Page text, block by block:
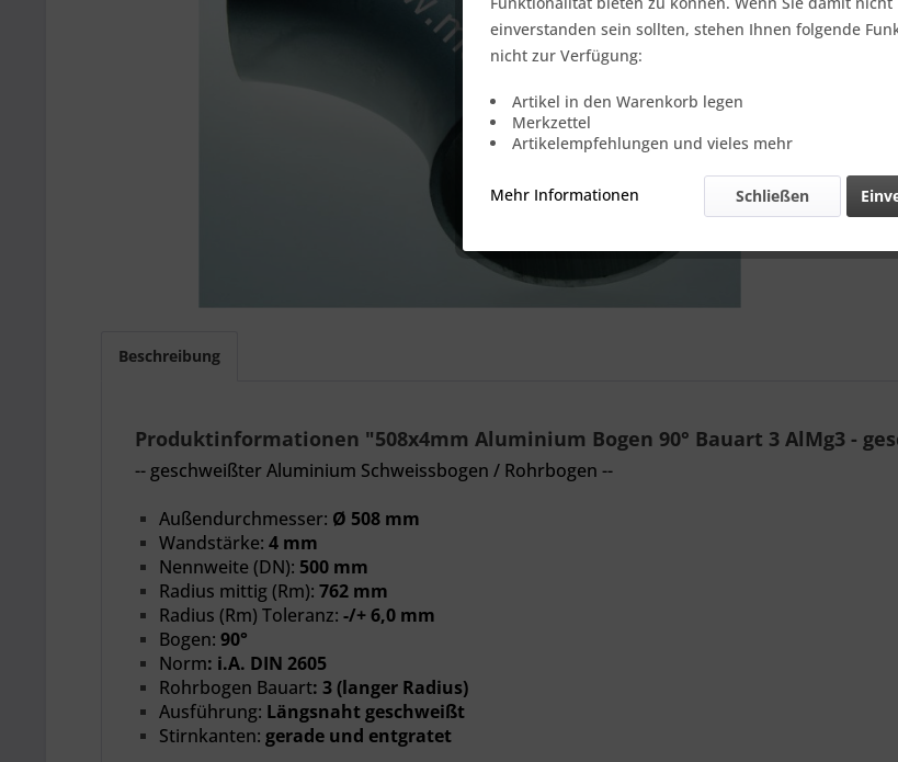
Beschreibung
Produktinformationen "508x4mm Aluminium Bogen 90° Bauart 3 AlMg3 -
-- geschweißter Aluminium Schweissbogen / Rohrbogen --
Außendurchmesser: Ø 508 mm
Wandstärke: 4 mm
Nennweite (DN): 500 mm
Radius mittig (Rm): 762 mm
Radius (Rm) Toleranz: -/+ 6,0 mm
Bogen: 90°
Norm: i.A. DIN 2605
Rohrbogen Bauart: 3 (langer Radius)
Ausführung: Längsnaht geschweißt
Stirnkanten: gerade und entgratet
einverstanden sein sollten, stehen Ihnen folgende
nicht zur Verfügung:
Artikel in den Warenkorb legen
Merkzettel
Artikelempfehlungen und vieles mehr
Mehr Informationen Schließen